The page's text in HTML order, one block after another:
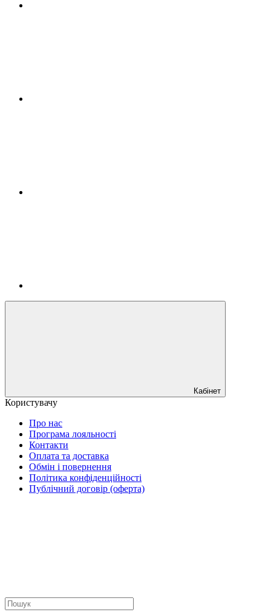
Кабінет
Користувачу
Про нас
Програма лояльності
Контакти
Оплата та доставка
Обмін і повернення
Політика конфіденційності
Публічний договір (оферта)